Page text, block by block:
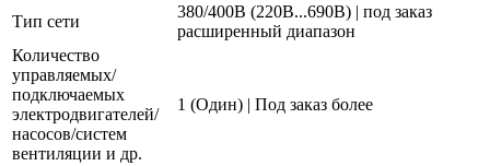
Тип сети
380/400В (220В...690В) | под заказ
расширенный диапазон
Количество
управляемых/
подключаемых
электродвигателей/
насосов/систем
вентиляции и др.
1 (Один) | Под заказ более